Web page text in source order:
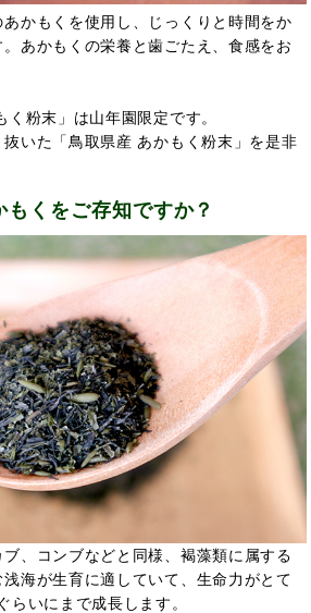
かもくを使用し、じっくりと時間をか
あかもくの栄養と歯ごたえ、食感をお
粉末」は山年園限定です。
いた「鳥取県産 あかもく粉末」を是非
もくをご存知ですか？
、コンブなどと同様、褐藻類に属する
海が生育に適していて、生命力がとて
らいにまで成長します。